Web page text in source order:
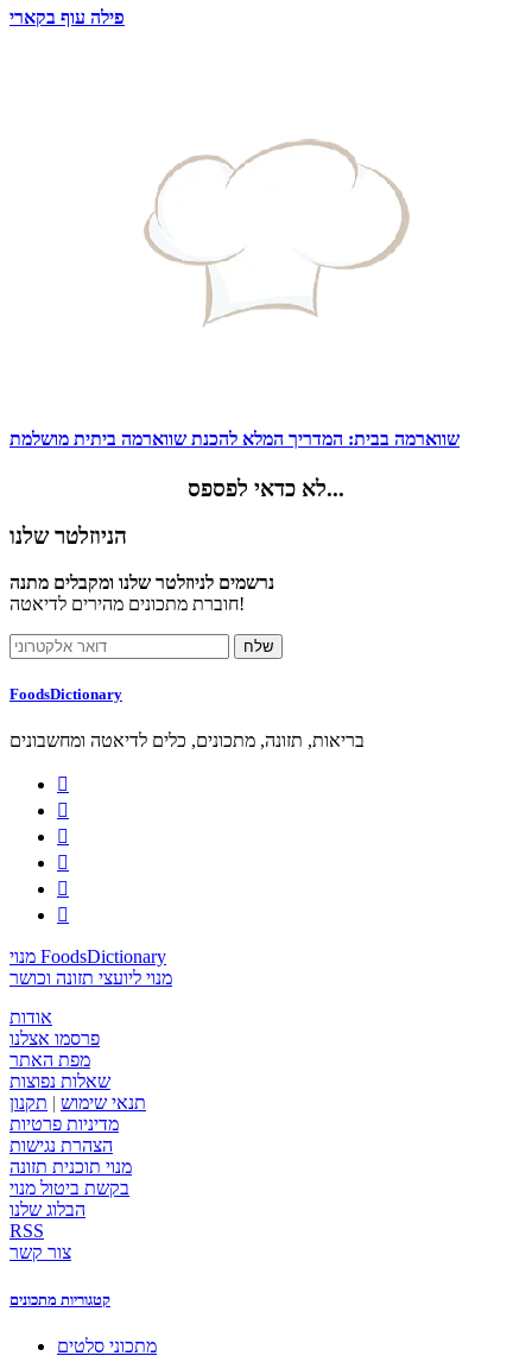
פילה עוף בקארי
שווארמה בבית: המדריך המלא להכנת שווארמה ביתית מושלמת
לא כדאי לפספס...
הניוזלטר שלנו
נרשמים לניוזלטר שלנו ומקבלים מתנה
חוברת מתכונים מהירים לדיאטה!
FoodsDictionary
בריאות, תזונה, מתכונים, כלים לדיאטה ומחשבונים






מנוי FoodsDictionary
מנוי ליועצי תזונה וכושר
אודות
פרסמו אצלנו
מפת האתר
שאלות נפוצות
תנאי שימוש | תקנון
מדיניות פרטיות
הצהרת נגישות
מנוי תוכנית תזונה
בקשת ביטול מנוי
הבלוג שלנו
RSS
צור קשר
קטגוריות מתכונים
מתכוני סלטים